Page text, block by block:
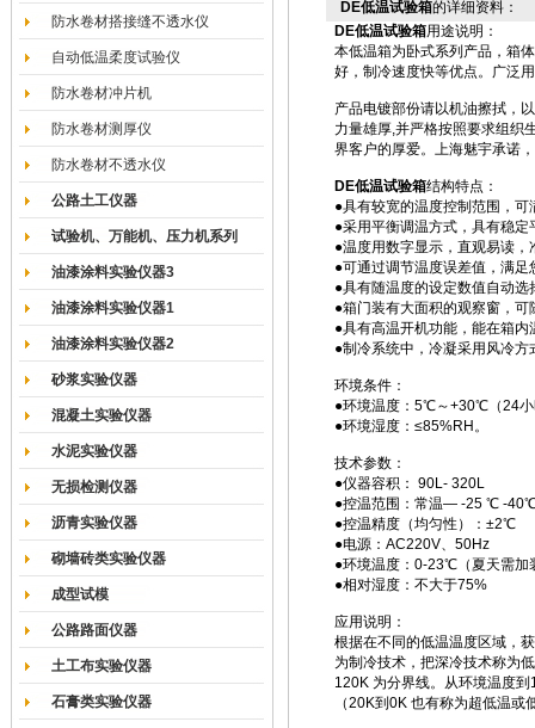
防水卷材搭接缝不透水仪
自动低温柔度试验仪
防水卷材冲片机
防水卷材测厚仪
防水卷材不透水仪
公路土工仪器
试验机、万能机、压力机系列
油漆涂料实验仪器3
油漆涂料实验仪器1
油漆涂料实验仪器2
砂浆实验仪器
混凝土实验仪器
水泥实验仪器
无损检测仪器
沥青实验仪器
砌墙砖类实验仪器
成型试模
公路路面仪器
土工布实验仪器
石膏类实验仪器
DE低温试验箱的详细资料：
DE低温试验箱用途说明：
本低温箱为卧式系列产品，箱
好，制冷速度快等优点。广泛
产品电镀部份请以机油擦拭，
力量雄厚,并严格按照要求组织
界客户的厚爱。上海魅宇承诺
DE低温试验箱结构特点：
●具有较宽的温度控制范围，可
●采用平衡调温方式，具有稳
●温度用数字显示，直观易读，
●可通过调节温度误差值，满
●具有随温度的设定数值自动
●箱门装有大面积的观察窗，
●具有高温开机功能，能在箱
●制冷系统中，冷凝采用风冷方
环境条件：
●环境温度：5℃～+30℃（24
●环境湿度：≤85%RH。
技术参数：
●仪器容积： 90L- 320L
●控温范围：常温— -25 ℃ -
●控温精度（均匀性）：±2℃
●电源：AC220V、50Hz
●环境温度：0-23℃（夏天需加
●相对湿度：不大于75%
应用说明：
根据在不同的低温温度区域，
为制冷技术，把深冷技术称为
120K 为分界线。从环境温度
（20K到0K 也有称为超低温